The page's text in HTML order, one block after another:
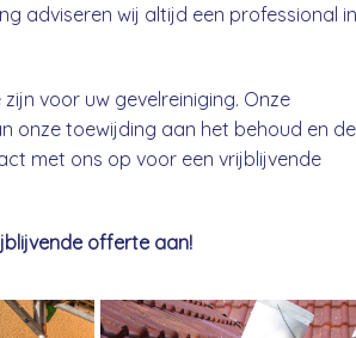
adviseren wij altijd een professional in
voor uw gevelreiniging. Onze
onze toewijding aan het behoud en de
met ons op voor een vrijblijvende
offerte aan!